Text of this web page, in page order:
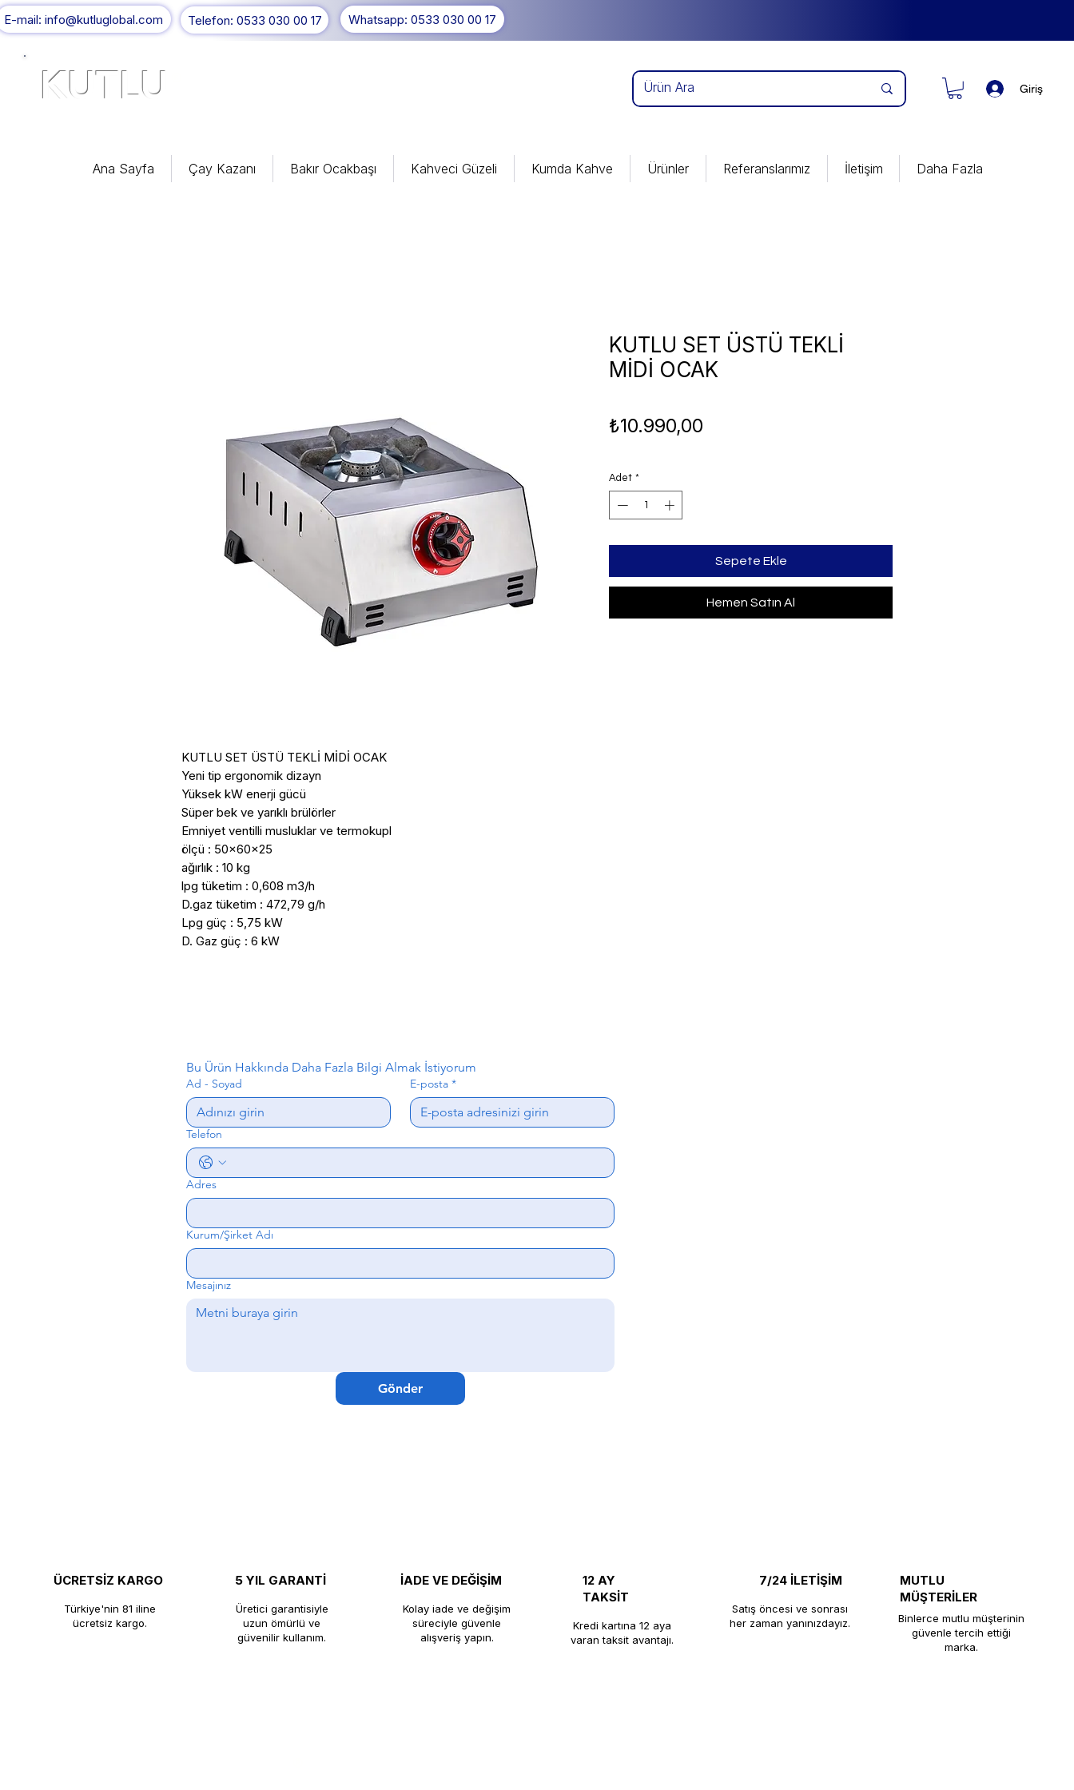
E-mail: info@kutluglobal.com Telefon: 0533 030 00 17 Whatsapp: 0533 030 00 17
KUTLU Giriş
Ana Sayfa Çay Kazanı Bakır Ocakbaşı Kahveci Güzeli Kumda Kahve Ürünler Referanslarımız İletişim Daha Fazla
KUTLU SET ÜSTÜ TEKLİ MİDİ OCAK
Yeni tip ergonomik dizayn
Yüksek kW enerji gücü
Süper bek ve yarıklı brülörler
Emniyet ventilli musluklar ve termokupl
ölçü : 50x60x25
ağırlık : 10 kg
lpg tüketim : 0,608 m3/h
D.gaz tüketim : 472,79 g/h
Lpg güç : 5,75 kW
D. Gaz güç : 6 kW
KUTLU SET ÜSTÜ TEKLİ
MİDİ OCAK
₺10.990,00
Adet *
Sepete Ekle
Hemen Satın Al
Bu Ürün Hakkında Daha Fazla Bilgi Almak İstiyorum
Ad - Soyad E-posta *
Telefon
Adres
Kurum/Şirket Adı
Mesajınız
Gönder
ÜCRETSİZ KARGO
Türkiye'nin 81 iline
ücretsiz kargo.
5 YIL GARANTİ
Üretici garantisiyle
uzun ömürlü ve
güvenilir kullanım.
İADE VE DEĞİŞİM
Kolay iade ve değişim
süreciyle güvenle
alışveriş yapın.
12 AY
TAKSİT
Kredi kartına 12 aya
varan taksit avantajı.
7/24 İLETİŞİM
Satış öncesi ve sonrası
her zaman yanınızdayız.
MUTLU
MÜŞTERİLER
Binlerce mutlu müşterinin
güvenle tercih ettiği
marka.